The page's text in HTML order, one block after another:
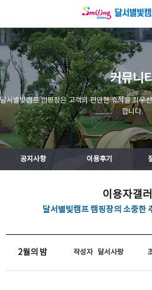
커뮤니
달서별빛캠프 캠핑장은 고객의 편안한 휴식을 최우
합니다.
공지사항 이용후기
이용자갤
달서별빛캠프 캠핑장의 소중한
2월의 밤 작성자 달서사랑